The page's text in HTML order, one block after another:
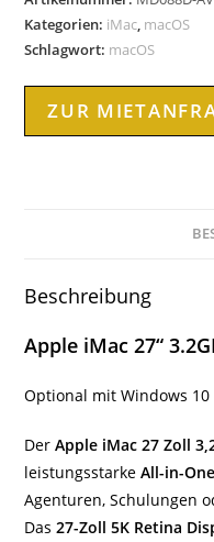
Kategorien: iMac, macOS
Schlagwort: macOS
ZUR
Beschreibung
Apple iMac 27“
Optional mit Windows 10
DerApple iMac 27 Zoll
leistungsstarkeAll-in-
Agenturen, Schulungen
Das27-Zoll 5K Retina